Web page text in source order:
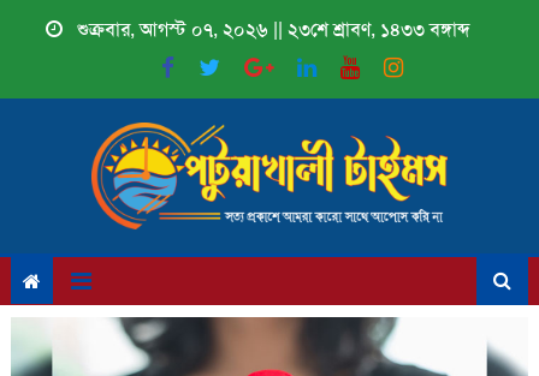
শুক্রবার, আগস্ট ০৭, ২০২৬ || ২৩শে শ্রাবণ, ১৪৩৩ বঙ্গাব্দ